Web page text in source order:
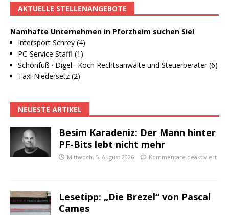
AKTUELLE STELLENANGEBOTE
Namhafte Unternehmen in Pforzheim suchen Sie!
Intersport Schrey (4)
PC-Service Staffl (1)
Schönfuß · Digel · Koch Rechtsanwälte und Steuerberater (6)
Taxi Niedersetz (2)
NEUESTE ARTIKEL
Besim Karadeniz: Der Mann hinter
PF-Bits lebt nicht mehr
Mittwoch, 5. August 2026 Kommentare deaktiviert
Lesetipp: „Die Brezel“ von Pascal
Cames